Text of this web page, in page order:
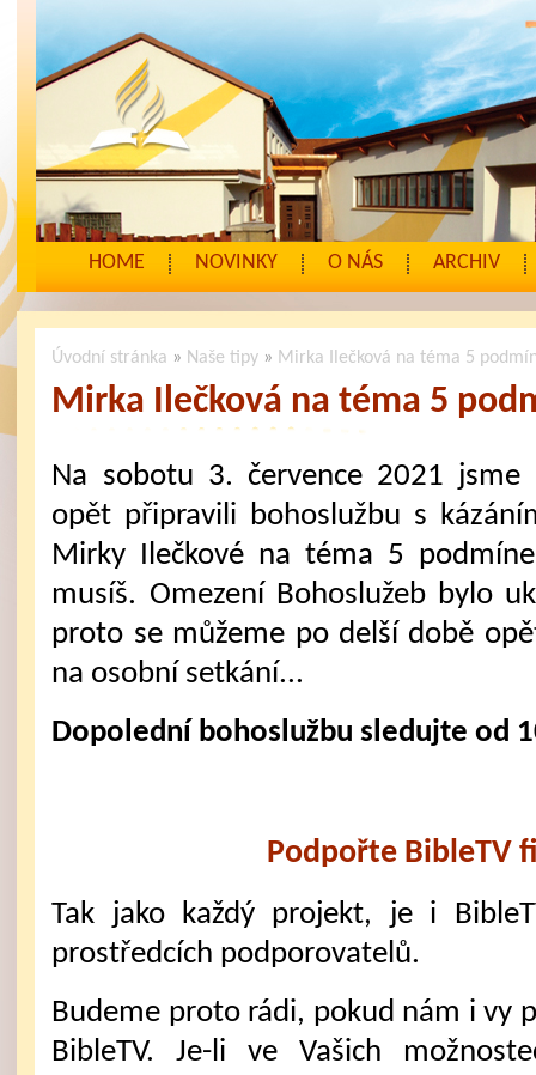
HOME NOVINKY O NÁS ARCHIV
Úvodní stránka » Naše tipy » Mirka Ilečková na téma 5
Mirka Ilečková na téma 5
Na sobotu 3. července 2021 jsme
opět připravili bohoslužbu s
Mirky Ilečkové na téma 5
musíš. Omezení Bohoslužeb bylo
proto se můžeme po delší době
na osobní setkání...
Dopolední bohoslužbu sledujte od
Podpořte BibleTV
Tak jako každý projekt, je i
prostředcích podporovatelů.
Budeme proto rádi, pokud nám i vy
BibleTV. Je-li ve Vašich